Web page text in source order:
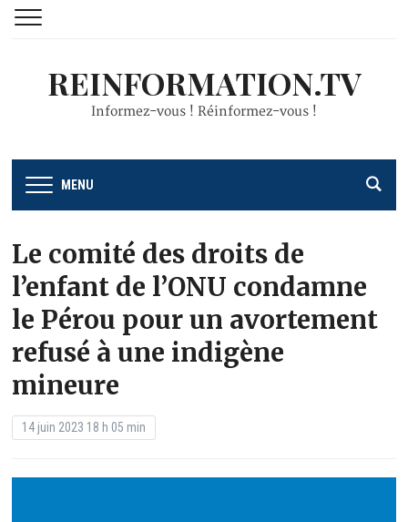
REINFORMATION.TV
Informez-vous ! Réinformez-vous !
MENU
Le comité des droits de
l’enfant de l’ONU condamne
le Pérou pour un avortement
refusé à une indigène
mineure
14 juin 2023 18 h 05 min